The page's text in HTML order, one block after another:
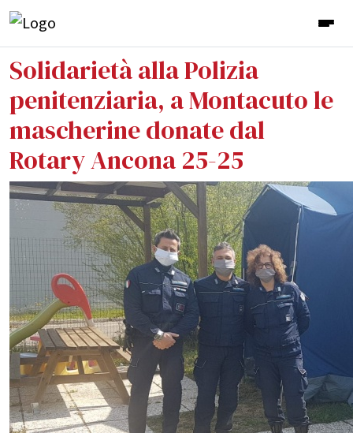
Solidarietà alla Polizia
penitenziaria, a Montacuto le
mascherine donate dal
Rotary Ancona 25-25